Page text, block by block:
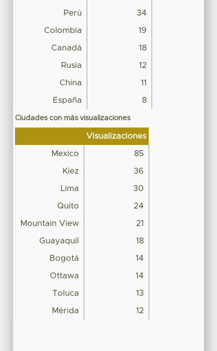
Perú 34
Colombia 19
Canadá 18
Rusia 12
China 11
España 8
Ciudades con más visualizaciones
Visualizaciones
Mexico 85
Kiez 36
Lima 30
Quito 24
Mountain View 21
Guayaquil 18
Bogotá 14
Ottawa 14
Toluca 13
Mérida 12